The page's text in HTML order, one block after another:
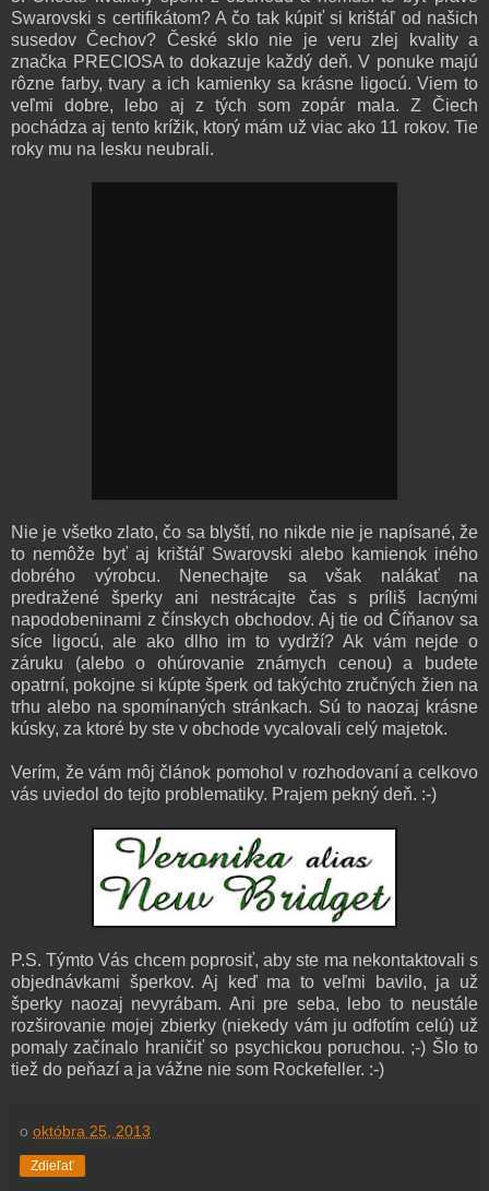
Swarovski s certifikátom? A čo tak kúpiť si krištáľ od našich
susedov Čechov? České sklo nie je veru zlej kvality a
značka PRECIOSA to dokazuje každý deň. V ponuke majú
rôzne farby, tvary a ich kamienky sa krásne ligocú. Viem to
veľmi dobre, lebo aj z tých som zopár mala. Z Čiech
pochádza aj tento krížik, ktorý mám už viac ako 11 rokov. Tie
roky mu na lesku neubrali.
Nie je všetko zlato, čo sa blyští, no nikde nie je napísané, že
to nemôže byť aj krištáľ Swarovski alebo kamienok iného
dobrého výrobcu. Nenechajte sa však nalákať na
predražené šperky ani nestrácajte čas s príliš lacnými
napodobeninami z čínskych obchodov. Aj tie od Číňanov sa
síce ligocú, ale ako dlho im to vydrží? Ak vám nejde o
záruku (alebo o ohúrovanie známych cenou) a budete
opatrní, pokojne si kúpte šperk od takýchto zručných žien na
trhu alebo na spomínaných stránkach. Sú to naozaj krásne
kúsky, za ktoré by ste v obchode vycalovali celý majetok.
Verím, že vám môj článok pomohol v rozhodovaní a celkovo
vás uviedol do tejto problematiky. Prajem pekný deň. :-)
P.S. Týmto Vás chcem poprosiť, aby ste ma nekontaktovali s
objednávkami šperkov. Aj keď ma to veľmi bavilo, ja už
šperky naozaj nevyrábam. Ani pre seba, lebo to neustále
rozširovanie mojej zbierky (niekedy vám ju odfotím celú) už
pomaly začínalo hraničiť so psychickou poruchou. ;-) Šlo to
tiež do peňazí a ja vážne nie som Rockefeller. :-)
o októbra 25, 2013
Zdieľať